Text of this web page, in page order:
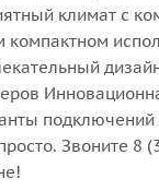
климат
компактном
Звоните